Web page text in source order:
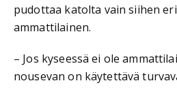
pudottaa katolta vain siihen
ammattilainen.
– Jos kyseessä ei ole
nousevan on käytettävä